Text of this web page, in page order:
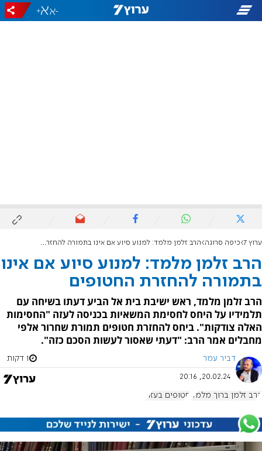
-
+
ערוץ 7 כיפה סרוגה הרב זלמן מלמד: למנוע סיוע אם אינו בתמורה להחזרת החטופים
הרב זלמן מלמד: למנוע סיוע אם אינו
בתמורה להחזרת החטופים
הרב זלמן מלמד, ראש ישיבת בית אל הביע דעתו בשיחה עם
תלמידיו על היחס לחסימת המשאיות בכניסה לעזה "החסימות
האלה צודקות". ביחס להחזרת חטופים תמורת שחרור אלפי
מחבלים אמר הרב: "דעתי שאסור לעשות הסכם כזה".
דביר עמר 1 דקות
20.02.24, 20:16
הרב זלמן ברוך מלמד חטופים בעזה